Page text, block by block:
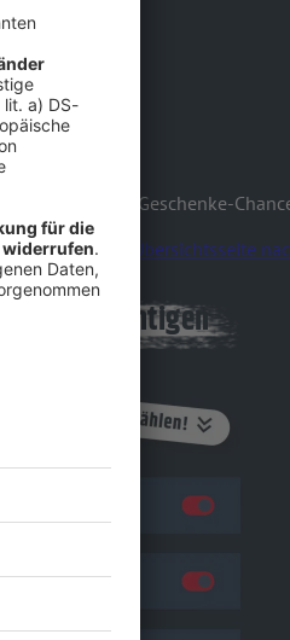
rockende Geschenke-
Übersichtsseite
benachrichtigen